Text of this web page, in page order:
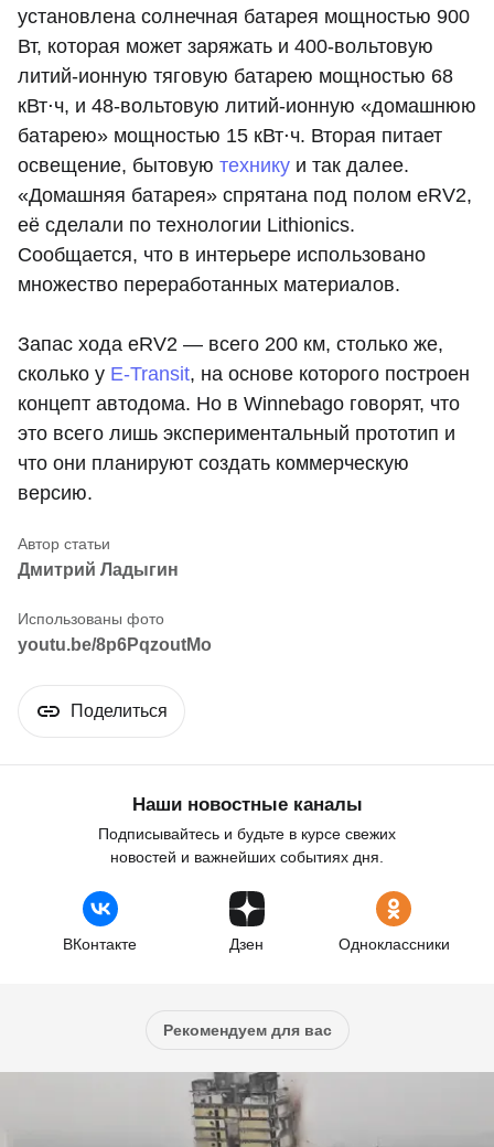
установлена солнечная батарея мощностью 900
Вт, которая может заряжать и 400-вольтовую
литий-ионную тяговую батарею мощностью 68
кВт⋅ч, и 48-вольтовую литий-ионную «домашнюю
батарею» мощностью 15 кВт⋅ч. Вторая питает
освещение, бытовую технику и так далее.
«Домашняя батарея» спрятана под полом eRV2,
её сделали по технологии Lithionics.
Сообщается, что в интерьере использовано
множество переработанных материалов.
Запас хода eRV2 — всего 200 км, столько же,
сколько у E-Transit, на основе которого построен
концепт автодома. Но в Winnebago говорят, что
это всего лишь экспериментальный прототип и
что они планируют создать коммерческую
версию.
Дмитрий Ладыгин
youtu.be/8p6PqzoutMo
Поделиться
Наши новостные каналы
Подписывайтесь и будьте в курсе свежих
новостей и важнейших событиях дня.
ВКонтакте Дзен Одноклассники
Рекомендуем для вас